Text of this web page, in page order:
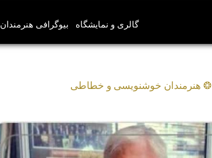
گالری و نمایشگاه بیوگرافی هنرمندان
❂ هنرمندان خوشنویسی و خطاطی